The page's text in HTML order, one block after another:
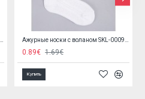
Гольфы 40DEN P-01 persian red
0.99€ 1.50€
Купить